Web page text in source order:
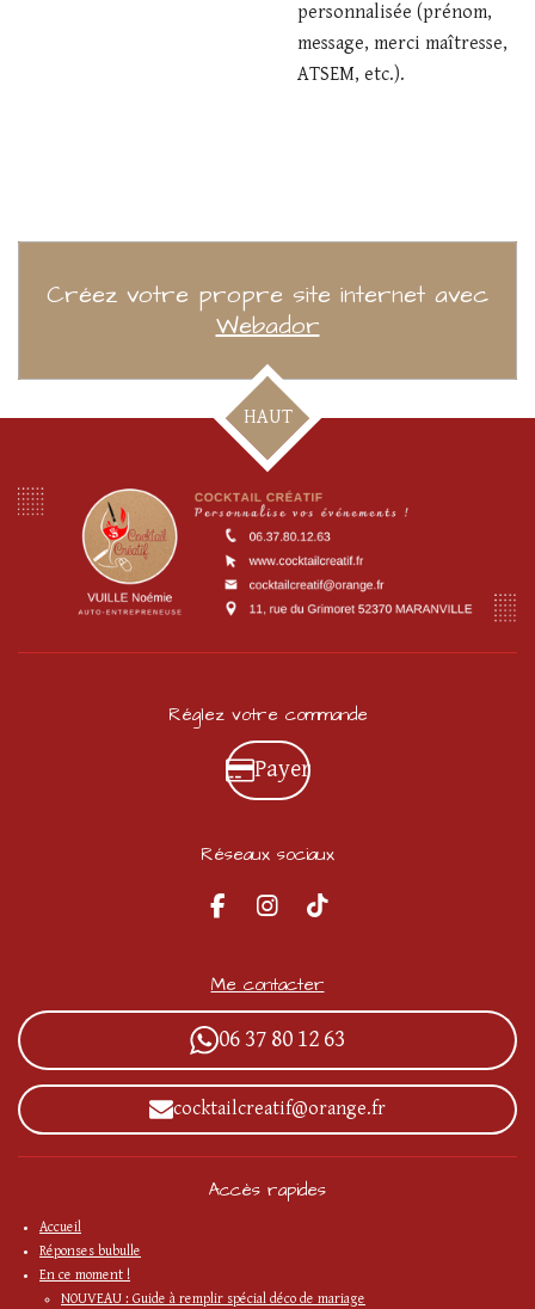
personnalisée (prénom,
message, merci maîtresse,
ATSEM, etc.).
Créez votre propre site internet avec
Webador
HAUT
Réglez votre commande
Payer
Réseaux sociaux
F
e
b
o
o
k
I
t
a
g
r
a
m
T
T
o
k
Me contacter
06 37 80 12 63
cocktailcreatif@orange.fr
Accès rapides
Accueil
Réponses bubulle
En ce moment !
NOUVEAU : Guide à remplir spécial déco de mariage